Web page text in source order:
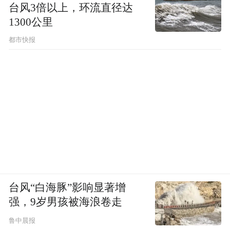
台风3倍以上，环流直径达
1300公里
都市快报
台风“白海豚”影响显著增
强，9岁男孩被海浪卷走
鲁中晨报